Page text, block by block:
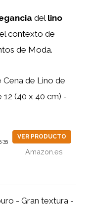
del lino
contexto de
de Moda.
Cena de Lino de
(40 x 40 cm) -
VER PRODUCTO
Amazon.es
- Gran textura -